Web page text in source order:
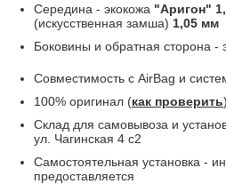
Середина - экокожа "Аригон"
(искусственная замша) 1,05 мм
Боковины и обратная сторона -
Совместимость с AirBag и
100% оригинал (как проверить)
Склад для самовывоза и
ул. Чагинская 4 с2
Самостоятельная установка -
предоставляется